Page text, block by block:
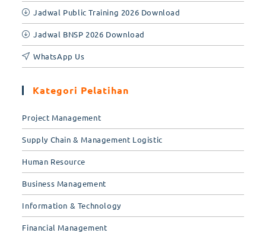
Jadwal Public Training 2026 Download
Jadwal BNSP 2026 Download
WhatsApp Us
Kategori Pelatihan
Project Management
Supply Chain & Management Logistic
Human Resource
Business Management
Information & Technology
Financial Management